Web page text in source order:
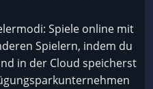
Spiele online mit
Spielern, indem du
in der Cloud speicherst